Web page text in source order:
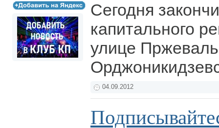
Сегодня
капитального
улице
04.09.2012